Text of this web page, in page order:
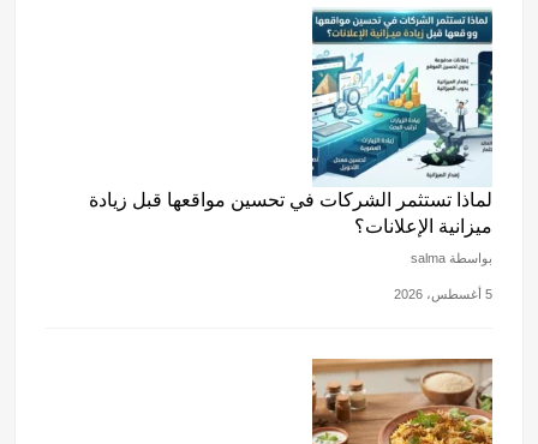
لماذا تستثمر الشركات في تحسين مواقعها قبل زيادة
ميزانية الإعلانات؟
بواسطة salma
5 أغسطس، 2026